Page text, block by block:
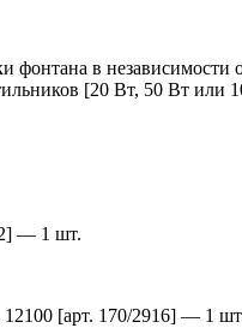
фонтана в
[20 Вт, 50 Вт
— 1 шт.
12100 [арт. 170/2916] — 1